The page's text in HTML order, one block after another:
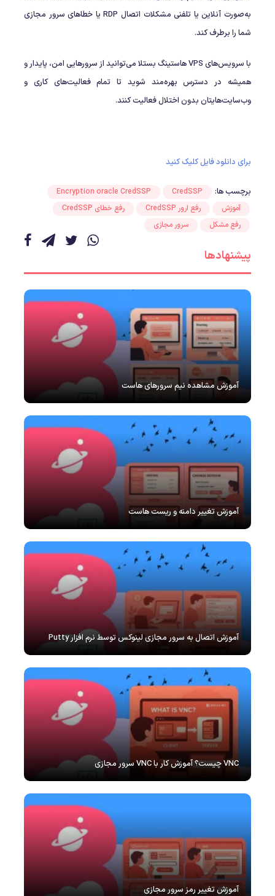
به‌صورت آنلاین یا تلفنی مشکلات اتصال RDP یا خطاهای سرور مجازی
شما را برطرف کند.
با سرویس‌های VPS هاستینگ بستلا می‌توانید از سرورهایی امن، پایدار و
همیشه در دسترس بهره‌مند شوید تا تمام فعالیت‌های کاری و
وب‌سایت‌هایتان بدون اختلال فعالیت کنند.
برای دانلود فایل کلیک کنید
برچسب ها: CredSSP
Encryption oracle CredSSP
آموزش
رفع ارور CredSSP
رفع خطای CredSSP
رفع مشکل
سرور مجازی
پیشنهادها
آموزش مشاهده نیم سرورهای هاست
آموزش تغییر دامنه و ریست هاست
آموزش اتصال به سرور مجازی لینوکس توسط نرم افزار Putty
VNC چیست؟ آموزش کار با VNC سرور مجازی
آموزش تغییر رمز سرور مجازی